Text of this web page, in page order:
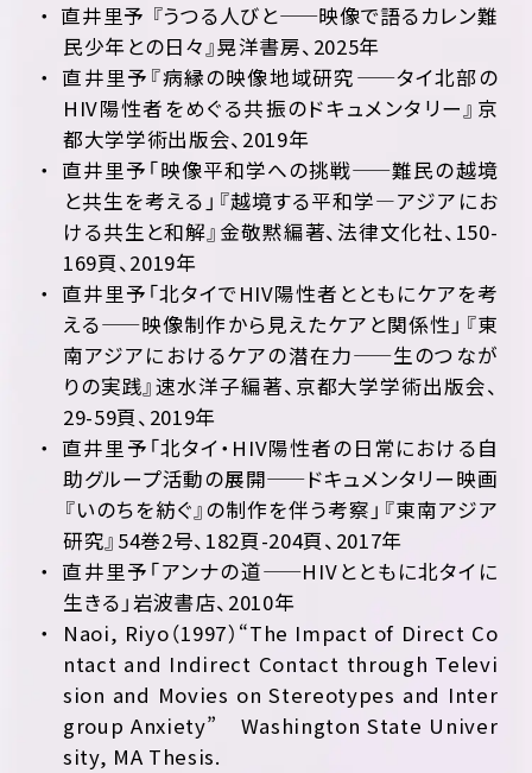
直井里予 『うつる人びと——映像で語るカレン難
民少年との日々』晃洋書房、2025年
直井里予『病縁の映像地域研究——タイ北部の
HIV陽性者をめぐる共振のドキュメンタリー』京
都大学学術出版会、2019年
直井里予「映像平和学への挑戦——難民の越境
と共生を考える」『越境する平和学―アジアにお
ける共生と和解』金敬黙編著、法律文化社、150-
169頁、2019年
直井里予「北タイでHIV陽性者とともにケアを考
える——映像制作から見えたケアと関係性」『東
南アジアにおけるケアの潜在力——生のつなが
りの実践』速水洋子編著、京都大学学術出版会、
29-59頁、2019年
直井里予「北タイ・HIV陽性者の日常における自
助グループ活動の展開——ドキュメンタリー映画
『いのちを紡ぐ』の制作を伴う考察」『東南アジア
研究』54巻2号、182頁-204頁、2017年
直井里予「アンナの道——HIVとともに北タイに
生きる」岩波書店、2010年
Naoi, Riyo（1997）“The Impact of Direct Co
ntact and Indirect Contact through Televi
sion and Movies on Stereotypes and Inter
group Anxiety” Washington State Univer
sity, MA Thesis.